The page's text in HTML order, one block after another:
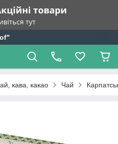
кава, какао Чай